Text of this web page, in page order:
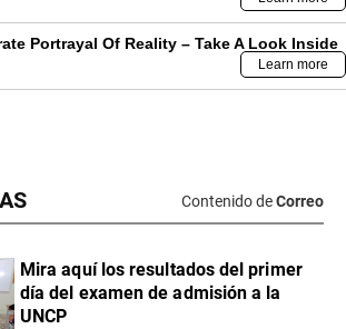
Contenido deCorreo
Mira aquí los resultados del primer
día del examen de admisión a la
UNCP